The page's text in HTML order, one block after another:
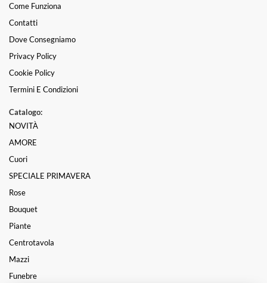
Come Funziona
Contatti
Dove Consegniamo
Privacy Policy
Cookie Policy
Termini E Condizioni
Catalogo:
NOVITÀ
AMORE
Cuori
SPECIALE PRIMAVERA
Rose
Bouquet
Piante
Centrotavola
Mazzi
Funebre